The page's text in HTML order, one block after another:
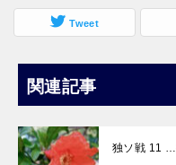
Tweet
関連記事
独ソ戦 11 …